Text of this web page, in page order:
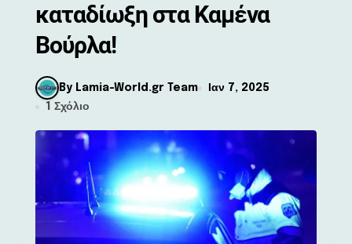
καταδίωξη στα Καμένα
Βούρλα!
By Lamia-World.gr Team
Ιαν 7, 2025
1 Σχόλιο